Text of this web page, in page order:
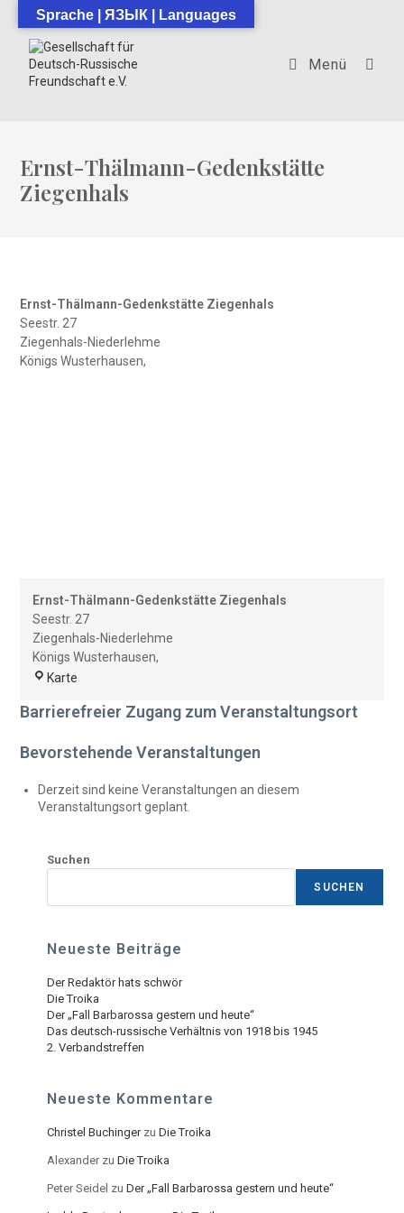
springen
Menü
Ernst-Thälmann-Gedenkstätte
Ziegenhals
Ernst-Thälmann-Gedenkstätte Ziegenhals
Seestr. 27
Ziegenhals-Niederlehme
Königs Wusterhausen,
Ernst-Thälmann-Gedenkstätte Ziegenhals
Seestr. 27
Ziegenhals-Niederlehme
Königs Wusterhausen,
Karte
Gedenkstätte
Barrierefreier Zugang zum Veranstaltungsort
Bevorstehende Veranstaltungen
Derzeit sind keine Veranstaltungen an diesem
Veranstaltungsort geplant.
Suchen
SUCHEN
Neueste Beiträge
Der Redaktör hats schwör
Die Troika
Der „Fall Barbarossa gestern und heute“
Das deutsch-russische Verhältnis von 1918 bis 1945
2. Verbandstreffen
Neueste Kommentare
Christel BuchingerzuDie Troika
AlexanderzuDie Troika
Peter Seidel zuDer „Fall Barbarossa gestern und heute“
Sprache | ЯЗЫК | Languages